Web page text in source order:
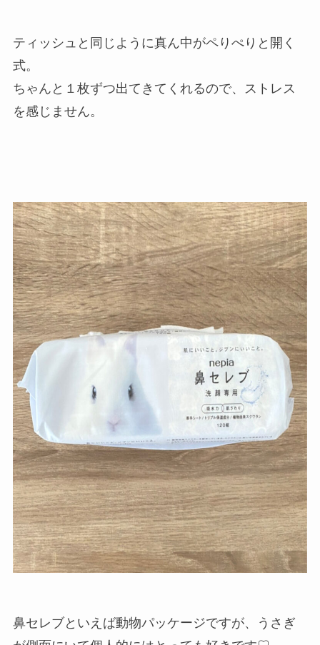
ティッシュと同じように真ん中がペりぺりと開く
式。
ちゃんと１枚ずつ出てきてくれるので、ストレス
を感じません。
鼻セレブといえば動物パッケージですが、うさぎ